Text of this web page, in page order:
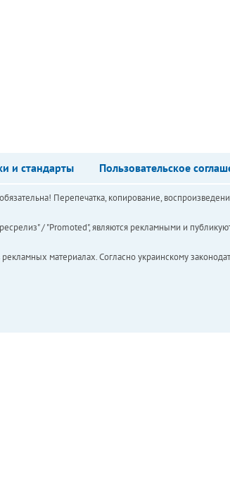
и стандарты Пользовательское
Перепечатка, копирование,
/ "Promoted", являются рекламными и
материалах. Согласно украинскому